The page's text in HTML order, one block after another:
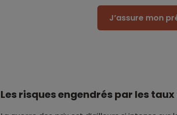
J’assure mon
Les risques engendrés par les